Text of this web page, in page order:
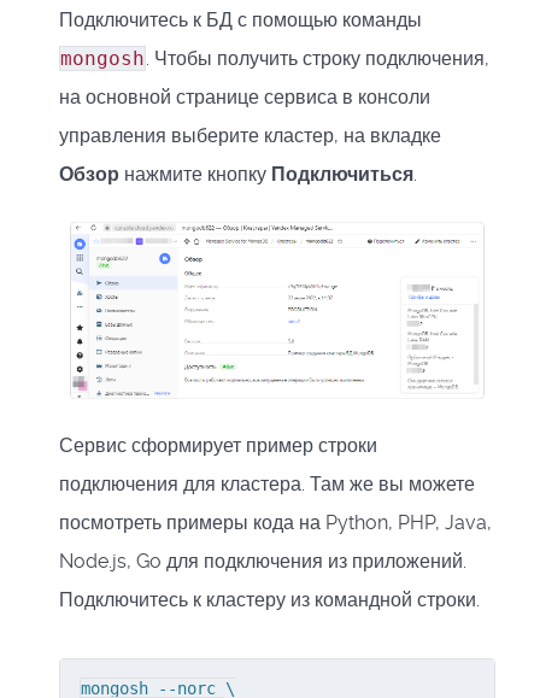
Подключитесь к БД с помощью команды
mongosh. Чтобы получить строку подключения,
на основной странице сервиса в консоли
управления выберите кластер, на вкладке
Обзор нажмите кнопку Подключиться.
Сервис сформирует пример строки
подключения для кластера. Там же вы можете
посмотреть примеры кода на Python, PHP, Java,
Node.js, Go для подключения из приложений.
Подключитесь к кластеру из командной строки.
mongosh --norc \